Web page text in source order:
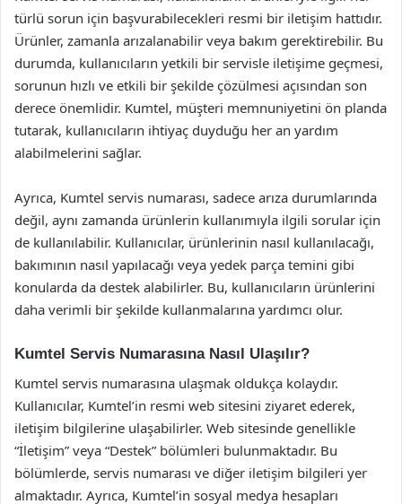
türlü sorun için başvurabilecekleri resmi bir iletişim hattıdır.
Ürünler, zamanla arızalanabilir veya bakım gerektirebilir. Bu
durumda, kullanıcıların yetkili bir servisle iletişime geçmesi,
sorunun hızlı ve etkili bir şekilde çözülmesi açısından son
derece önemlidir. Kumtel, müşteri memnuniyetini ön planda
tutarak, kullanıcıların ihtiyaç duyduğu her an yardım
alabilmelerini sağlar.
Ayrıca, Kumtel servis numarası, sadece arıza durumlarında
değil, aynı zamanda ürünlerin kullanımıyla ilgili sorular için
de kullanılabilir. Kullanıcılar, ürünlerinin nasıl kullanılacağı,
bakımının nasıl yapılacağı veya yedek parça temini gibi
konularda da destek alabilirler. Bu, kullanıcıların ürünlerini
daha verimli bir şekilde kullanmalarına yardımcı olur.
Kumtel Servis Numarasına Nasıl Ulaşılır?
Kumtel servis numarasına ulaşmak oldukça kolaydır.
Kullanıcılar, Kumtel’in resmi web sitesini ziyaret ederek,
iletişim bilgilerine ulaşabilirler. Web sitesinde genellikle
“İletişim” veya “Destek” bölümleri bulunmaktadır. Bu
bölümlerde, servis numarası ve diğer iletişim bilgileri yer
almaktadır. Ayrıca, Kumtel’in sosyal medya hesapları